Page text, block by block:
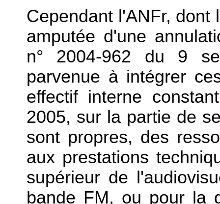
Cependant l'ANFr, dont
amputée d'une
n° 2004-962 du 9
parvenue à intégrer
effectif interne
2005, sur la partie de
sont propres, des
aux prestations
supérieur de
bande FM, ou pour la